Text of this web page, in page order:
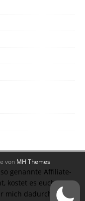
von MH Themes
genannte Affiliate-
kostet es euch
mich dadurch